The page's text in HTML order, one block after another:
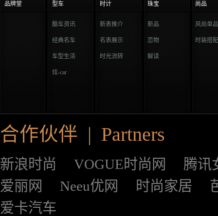
品牌堂 型车 时计 珠宝 尚品
酷车资讯
经典名车
车型生活
炫-car
新表推介
名表展示
时光流转
新品
恋物
解读
风尚单品
时装搭配
合作伙伴 | Partners
新浪时尚 VOGUE时尚网
腾讯
爱丽网
Neeu优网 时尚家居
爱卡汽车